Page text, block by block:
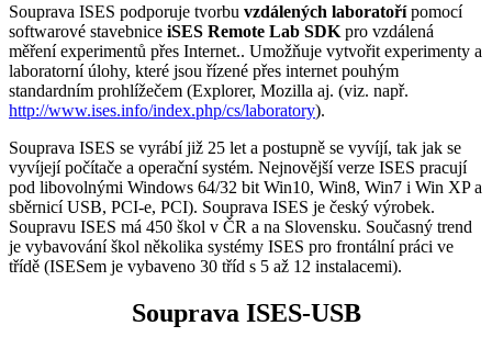
Souprava ISES podporuje tvorbu vzdálených laboratořípomocí
softwarové stavebnice iSES Remote Lab SDK pro vzdálená
měření experimentů přes Internet.. Umožňuje vytvořit experimenty a
laboratorní úlohy, které jsou řízené přes internet pouhým
standardním prohlížečem (Explorer, Mozilla aj. (viz. např.
http://www.ises.info/index.php/cs/laboratory).
Souprava ISES se vyrábí již 25 let a postupně se vyvíjí, tak jak se
vyvíjejí počítače a operační systém. Nejnovější verze ISES pracují
pod libovolnými Windows 64/32 bit Win10, Win8, Win7 i Win XP a
sběrnicí USB, PCI-e, PCI). Souprava ISES je český výrobek.
Soupravu ISES má 450 škol v ČR a na Slovensku. Současný trend
je vybavování škol několika systémy ISES pro frontální práci ve
třídě (ISESem je vybaveno 30 tříd s 5 až 12 instalacemi).
Souprava ISES-USB